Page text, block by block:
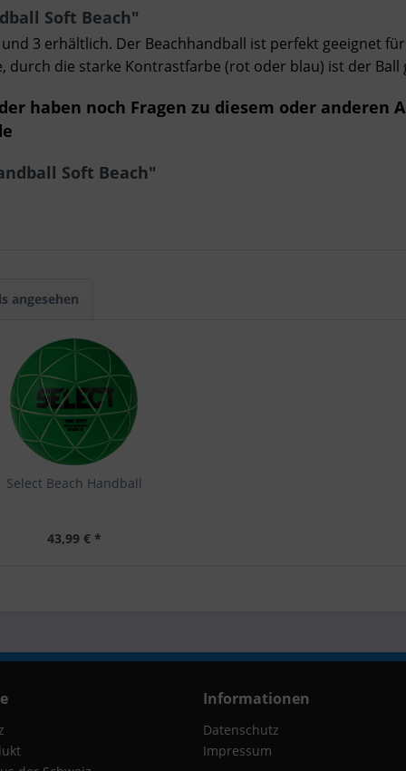
Soft Beach"
3 erhältlich. Der Beachhandball ist perfekt geeignet
durch die starke Kontrastfarbe (rot oder blau) ist der Ball
haben noch Fragen zu diesem oder
Soft Beach"
angesehen
Select Beach Handball
43,99 € *
Informationen
Datenschutz
Impressum